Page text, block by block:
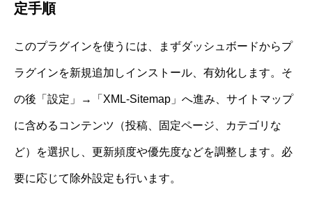
定手順
このプラグインを使うには、まずダッシュボードからプ
ラグインを新規追加しインストール、有効化します。そ
の後「設定」→「XML-Sitemap」へ進み、サイトマップ
に含めるコンテンツ（投稿、固定ページ、カテゴリな
ど）を選択し、更新頻度や優先度などを調整します。必
要に応じて除外設定も行います。